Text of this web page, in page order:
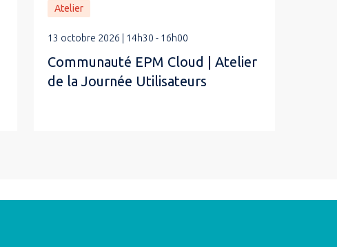
Atelier
13 octobre 2026 | 14h30 - 16h00
Communauté EPM Cloud | Atelier
de la Journée Utilisateurs